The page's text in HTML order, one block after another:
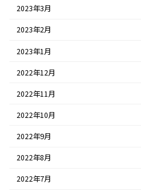
2023年3月
2023年2月
2023年1月
2022年12月
2022年11月
2022年10月
2022年9月
2022年8月
2022年7月